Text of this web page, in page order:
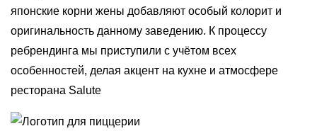
японские корни жены добавляют особый колорит и
оригинальность данному заведению. К процессу
ребрендинга мы приступили с учётом всех
особенностей, делая акцент на кухне и атмосфере
ресторана Salute